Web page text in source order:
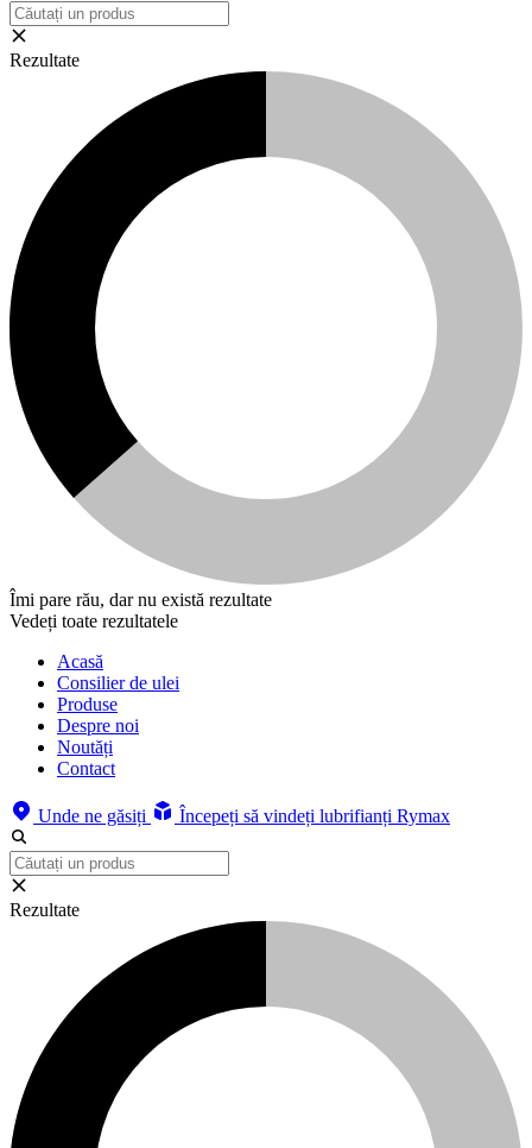
Rezultate
Îmi pare rău, dar nu există rezultate
Vedeți toate rezultatele
Acasă
Consilier de ulei
Produse
Despre noi
Noutăți
Contact
Unde ne găsiți Începeți să vindeți lubrifianți Rymax
Rezultate